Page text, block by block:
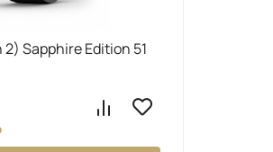
2) Sapphire Edition 51
обработку моих персональных